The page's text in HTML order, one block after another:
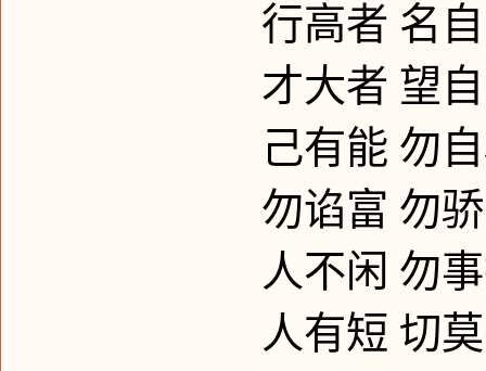
行高者 名
才大者 望
己有能 勿
勿谄富 勿
人不闲 勿
人有短 切